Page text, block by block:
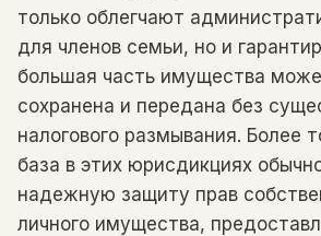
только облегчают
для членов семьи, но и
большая часть имущества
сохранена и передана без
налогового размывания. Более
база в этих юрисдикциях
надежную защиту прав
личного имущества,